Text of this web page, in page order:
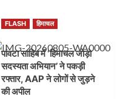
FLASH हिमाचल
पांवटा साहिब में ‘हिमाचल जोड़ो
सदस्यता अभियान’ ने पकड़ी
रफ्तार, AAP ने लोगों से जुड़ने
की अपील